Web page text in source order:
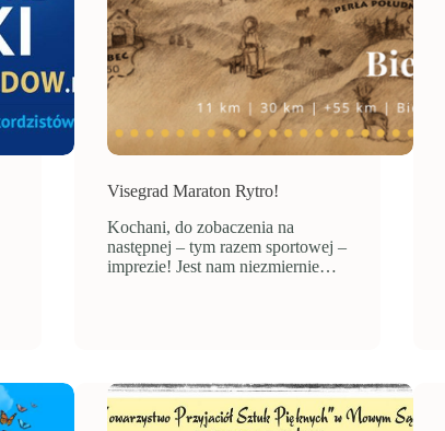
Visegrad Maraton Rytro!
Kochani, do zobaczenia na
następnej – tym razem sportowej –
imprezie! Jest nam niezmiernie…